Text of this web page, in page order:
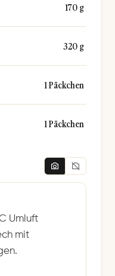
170 g
320 g
1 Päckchen
1 Päckchen
Umluft
mit